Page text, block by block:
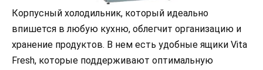
Корпусный холодильник, который идеально
впишется в любую кухню, облегчит организацию и
хранение продуктов. В нем есть удобные ящики Vita
Fresh, которые поддерживают оптимальную